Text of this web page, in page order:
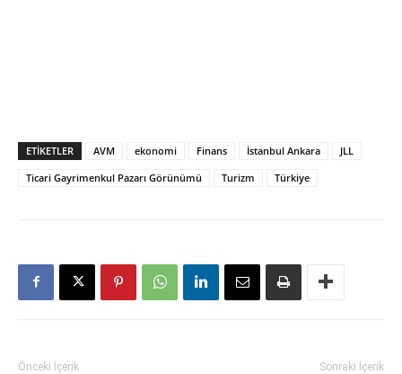
ETIKETLER AVM ekonomi Finans İstanbul Ankara
JLL
Ticari Gayrimenkul Pazarı Görünümü
Turizm Türkiye
Önceki İçerik Sonraki İçerik